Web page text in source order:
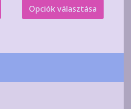
terméknek
változatok
Opciók választása